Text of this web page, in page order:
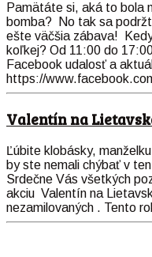
Pamätáte si, aká to bola
bomba? No tak sa
ešte väčšia zábava!
koľkej? Od 11:00 do
Facebook udalosť a
https://
Valentín na
Ľúbite klobásky,
by ste nemali chýbať v
Srdečne Vás všetkých
akciu Valentín na
nezamilovaných . Tento